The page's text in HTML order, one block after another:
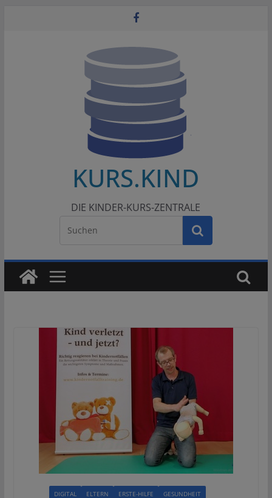
KURS.KIND
DIE KINDER-KURS-ZENTRALE
DIGITAL ELTERN ERSTE-HILFE GESUNDHEIT